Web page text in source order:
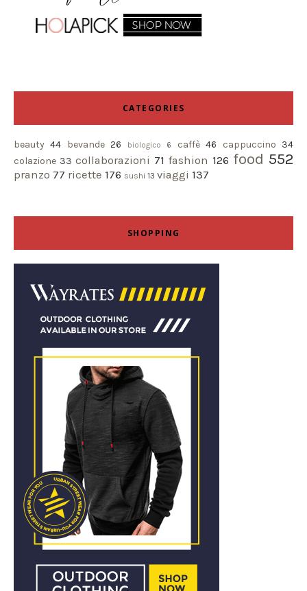
CATEGORIES
beauty 44 bevande 26 biologico 6 caffè 46 cappuccino 34
colazione 33 collaborazioni 71 fashion 126 food 552
pranzo 77 ricette 176 sushi 13 viaggi 137
SHOPPING